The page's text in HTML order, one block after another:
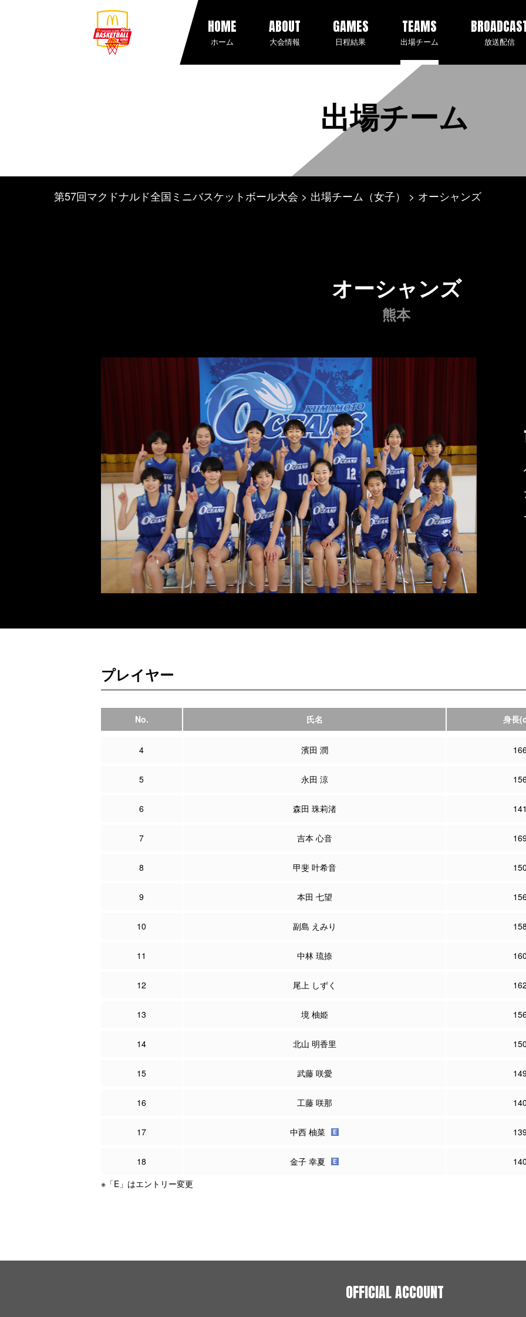
HOME
ホーム
ABOUT
大会情報
GAMES
日程結果
TEAMS
出場チーム 放送配信
出場チーム
第57回マクドナルド全国ミニバスケットボール大会 出場チーム（女子） オーシャンズ
オーシャンズ
熊本
プレイヤー
No. 氏名 身長
4 濱田 潤
5 永田 涼
6 森田 珠莉渚 141
7 吉本 心音
8 甲斐 叶希音 150
9 本田 七望
10 副島 えみり 158
11 中林 琉捺 160
12 尾上 しずく 162
13 境 柚姫
14 北山 明香里 150
15 武藤 咲愛
16 工藤 咲那 140
17 中西 柚菜
18 金子 幸夏 140
※「E」はエントリー変更
OFFICIAL ACCOUNT